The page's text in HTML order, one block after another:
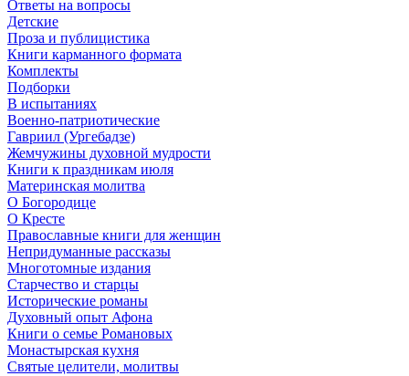
Ответы на вопросы
Детские
Проза и публицистика
Книги карманного формата
Комплекты
Подборки
В испытаниях
Военно-патриотические
Гавриил (Ургебадзе)
Жемчужины духовной мудрости
Книги к праздникам июля
Материнская молитва
О Богородице
О Кресте
Православные книги для женщин
Непридуманные рассказы
Многотомные издания
Старчество и старцы
Исторические романы
Духовный опыт Афона
Книги о семье Романовых
Монастырская кухня
Святые целители, молитвы